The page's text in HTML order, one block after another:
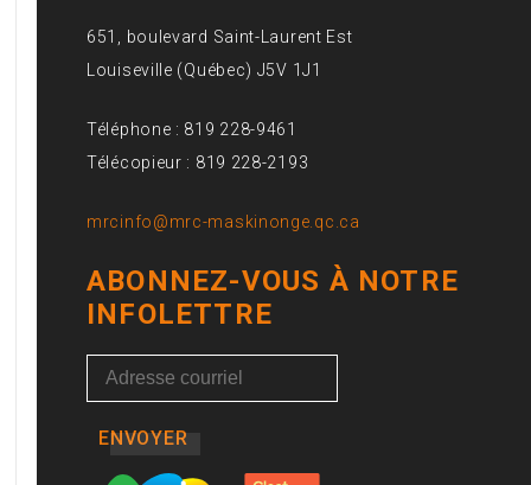
651, boulevard Saint-Laurent Est
Louiseville (Québec) J5V 1J1
Téléphone : 819 228-9461
Télécopieur : 819 228-2193
mrcinfo@mrc-maskinonge.qc.ca
ABONNEZ-VOUS À NOTRE
INFOLETTRE
ENVOYER